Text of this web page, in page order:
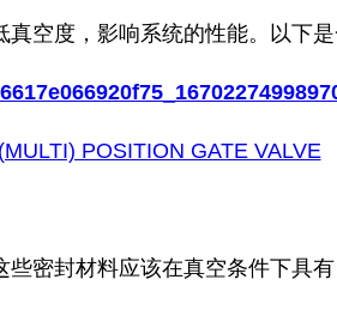
空度，影响系统的性能。以下
POSITION GATE VALVE
密封材料应该在真空条件下具有